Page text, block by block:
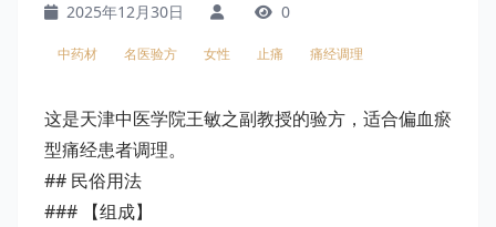
2025年12月30日 0
中药材 名医验方 女性 止痛 痛经调理
这是天津中医学院王敏之副教授的验方，适合偏血瘀
型痛经患者调理。
## 民俗用法
### 【组成】